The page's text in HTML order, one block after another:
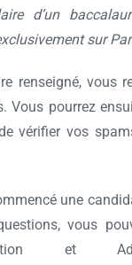
d’un
sur
renseigné, vous
Vous pourrez
vérifier vos
une
vous
et